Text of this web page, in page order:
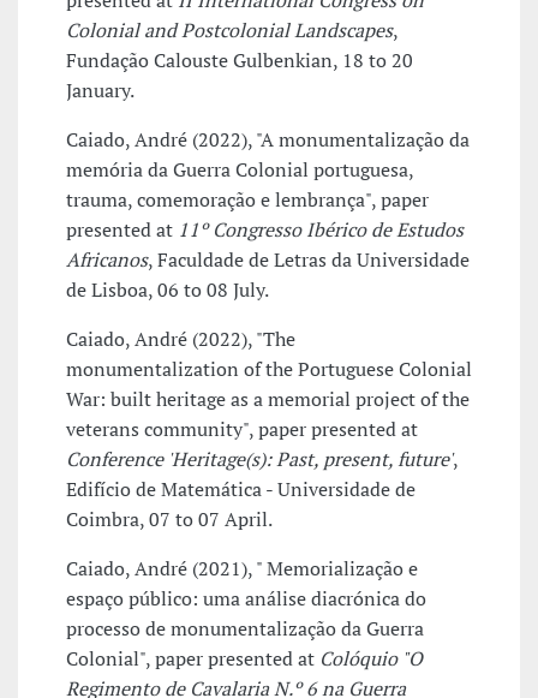
Colonial and Postcolonial Landscapes,
Fundação Calouste Gulbenkian, 18 to 20
January.
Caiado, André (2022), "A monumentalização da
memória da Guerra Colonial portuguesa,
trauma, comemoração e lembrança", paper
presented at 11º Congresso Ibérico de Estudos
Africanos, Faculdade de Letras da Universidade
de Lisboa, 06 to 08 July.
Caiado, André (2022), "The
monumentalization of the Portuguese Colonial
War: built heritage as a memorial project of the
veterans community", paper presented at
Conference 'Heritage(s): Past, present, future',
Edifício de Matemática - Universidade de
Coimbra, 07 to 07 April.
Caiado, André (2021), " Memorialização e
espaço público: uma análise diacrónica do
processo de monumentalização da Guerra
Colonial", paper presented at Colóquio "O
Regimento de Cavalaria N.º 6 na Guerra